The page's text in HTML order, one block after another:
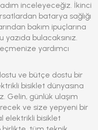
inceleyeceğiz. İkinci
batarya sağlığı
bakım ipuçlarına
yazıda bulacaksınız.
yardımcı
ve bütçe dostu bir
bisiklet dünyasına
Gelin, günlük ulaşım
ve size yepyeni bir
elektrikli bisiklet